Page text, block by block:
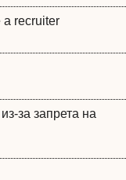
a recruiter
за запрета на